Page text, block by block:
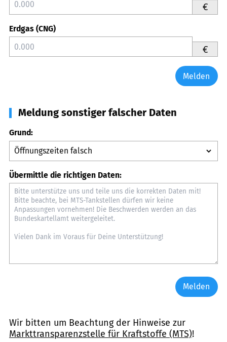
€
Erdgas (CNG)
€
Melden
Meldung sonstiger falscher Daten
Grund:
Übermittle die richtigen Daten:
Melden
Wir bitten um Beachtung der Hinweise zur
Markttransparenzstelle für Kraftstoffe (MTS)!